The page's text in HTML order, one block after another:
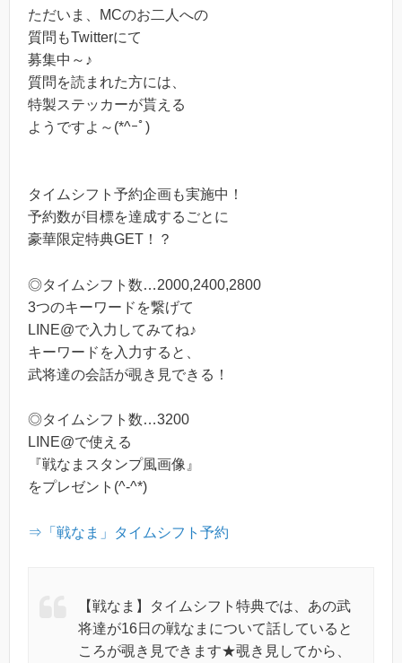
ただいま、MCのお二人への
質問もTwitterにて
募集中～♪
質問を読まれた方には、
特製ステッカーが貰える
ようですよ～(*^ｰﾟ)
タイムシフト予約企画も実施中！
予約数が目標を達成するごとに
豪華限定特典GET！？
◎タイムシフト数…2000,2400,2800
3つのキーワードを繋げて
LINE@で入力してみてね♪
キーワードを入力すると、
武将達の会話が覗き見できる！
◎タイムシフト数…3200
LINE@で使える
『戦なまスタンプ風画像』
をプレゼント(^-^*)
⇒「戦なま」タイムシフト予約
【戦なま】タイムシフト特典では、あの武
将達が16日の戦なまについて話していると
ころが覗き見できます★覗き見してから、